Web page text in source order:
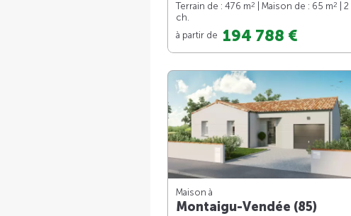
Terrain de : 476 m2 | Maison de : 65 m2
| 2
ch.
à partir de 194 788 €
Maison à
Montaigu-Vendée (85)